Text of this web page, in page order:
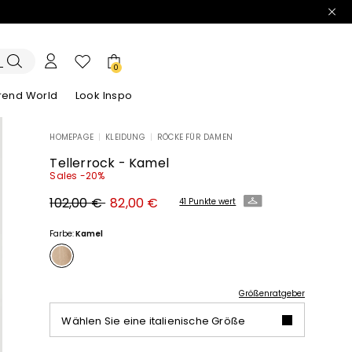
0
World Look Inspo
Entdecken unsere Kleider
Blazer Entdecken unseren Sandalen
HOMEPAGE KLEIDUNG RÖCKE FÜR DAMEN
Tellerrock - Kamel
Sales -20%
Ursprünglicher
Preis
€
102,00 € Neuer
Preis
82,00 € 41 Punkte wert
Farbe:Kamel
Größenratgeber
Wählen Sie eine italienische Größe